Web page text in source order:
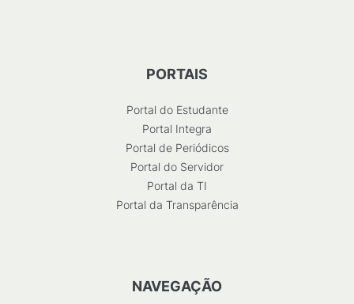
PORTAIS
Portal do Estudante
Portal Integra
Portal de Periódicos
Portal do Servidor
Portal da TI
Portal da Transparência
NAVEGAÇÃO